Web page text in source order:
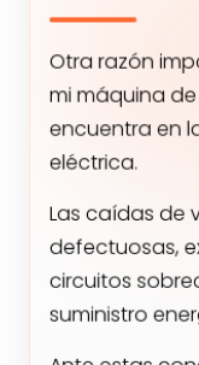
Otra razón
mi máquina
encuentra en
eléctrica.
Las caídas de
defectuosas,
circuitos
suministro